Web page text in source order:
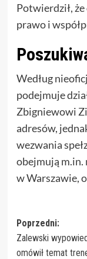
Potwierdził,
prawo i
Według
podejmuje
Zbigniewowi
adresów,
wezwania
obejmują m.in.
w Warszawie,
Zobacz
wpisy
Poprzedni:
Zalewski
omówił temat